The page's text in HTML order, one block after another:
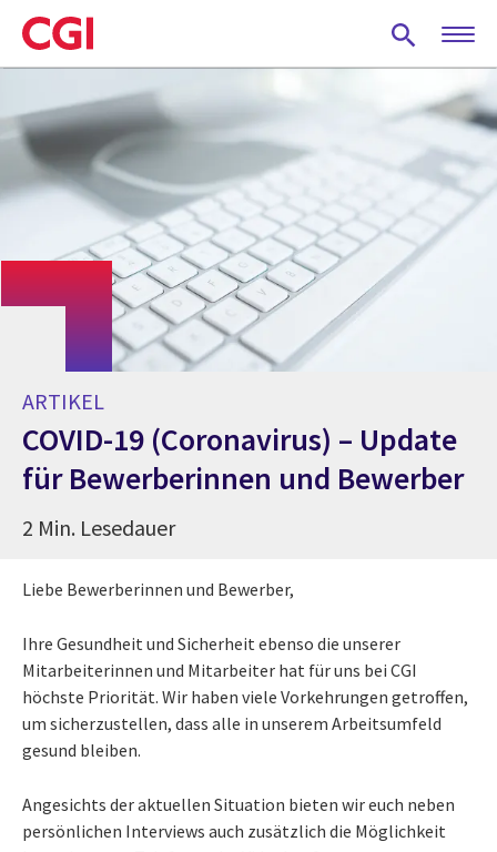
Skip
to
main
ARTIKEL
COVID-19 (Coronavirus) – Update
für Bewerberinnen und Bewerber
2 Min. Lesedauer
Liebe Bewerberinnen und Bewerber,
Ihre Gesundheit und Sicherheit ebenso die unserer
Mitarbeiterinnen und Mitarbeiter hat für uns bei CGI
höchste Priorität. Wir haben viele Vorkehrungen getroffen,
um sicherzustellen, dass alle in unserem Arbeitsumfeld
gesund bleiben.
Angesichts der aktuellen Situation bieten wir euch neben
persönlichen Interviews auch zusätzlich die Möglichkeit